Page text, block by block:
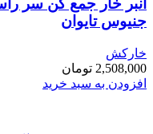
جنیوس تایوان
خارکش
2,508,000 تومان
افزودن به سبد خرید